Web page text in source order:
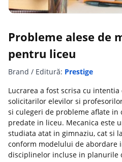
Probleme alese de
pentru liceu
Brand / Editură: Prestige
Lucrarea a fost scrisa cu
solicitarilor elevilor si
si culegeri de probleme aflate
predate in liceu. Mecanica este
studiata atat in gimnaziu, cat si
conform modelului de abordare
disciplinelor incluse in planurile